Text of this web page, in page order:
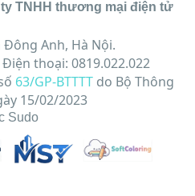
TNHH thương mại điện tử
Đông Anh, Hà Nội.
Điện thoại: 0819.022.022
63/GP-BTTTT do Bộ Thông
15/02/2023
Sudo